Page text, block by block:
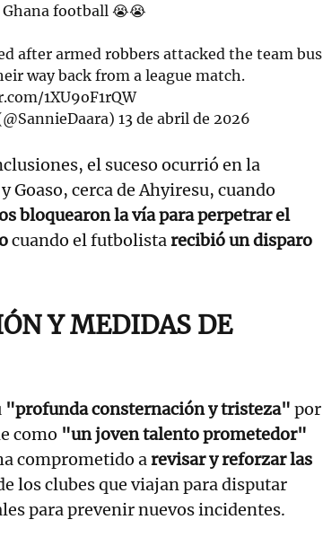
Ghana football 😭😭
after armed robbers attacked the team bus
way back from a league match.
1XU9oF1rQW
13 de abril de 2026
el suceso ocurrió en la
Goaso, cerca de Ahyiresu, cuando
bloquearon la vía para perpetrar el
cuando el futbolistarecibió un disparo
Y MEDIDAS DE
"profunda consternación y tristeza" por
como "un joven talento prometedor"
comprometido arevisar y reforzar las
los clubes que viajan para disputar
para prevenir nuevos incidentes.